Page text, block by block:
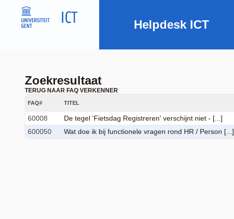
Helpdesk ICT
Zoekresultaat
TERUG NAAR FAQ VERKENNER
FAQ# TITEL
60008 De tegel 'Fietsdag Registreren' verschijnt niet - [...]
600050
Wat doe ik bij functionele vragen rond HR / Person [...]